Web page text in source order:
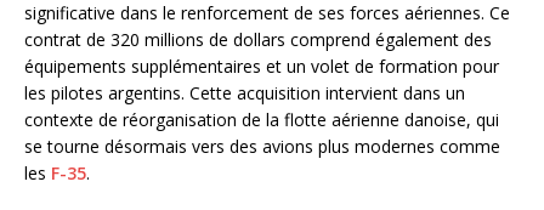
significative dans le renforcement de ses forces aériennes. Ce
contrat de 320 millions de dollars comprend également des
équipements supplémentaires et un volet de formation pour
les pilotes argentins. Cette acquisition intervient dans un
contexte de réorganisation de la flotte aérienne danoise, qui
se tourne désormais vers des avions plus modernes comme
les F-35.